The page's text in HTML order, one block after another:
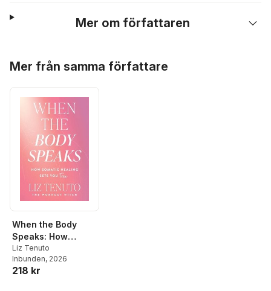
Mer om författaren
Mer från samma författare
When the Body
Speaks: How
Somatic Healing
Sets You Free
Liz Tenuto
Inbunden, 2026
218 kr